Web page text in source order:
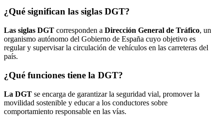
¿Qué significan las siglas DGT?
Las siglas DGT corresponden a Dirección General de Tráfico, un
organismo autónomo del Gobierno de España cuyo objetivo es
regular y supervisar la circulación de vehículos en las carreteras del
país.
¿Qué funciones tiene la DGT?
La DGT se encarga de garantizar la seguridad vial, promover la
movilidad sostenible y educar a los conductores sobre
comportamiento responsable en las vías.